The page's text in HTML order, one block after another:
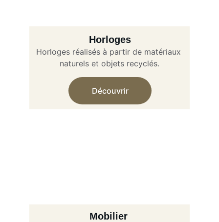
Horloges
Horloges réalisés à partir de matériaux
naturels et objets recyclés.
Découvrir
Mobilier